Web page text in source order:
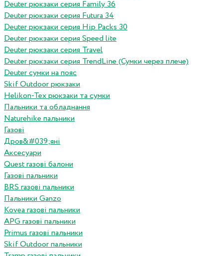
Deuter рюкзаки серия Family 36
Deuter рюкзаки серия Futura 34
Deuter рюкзаки серия Hip Packs 30
Deuter рюкзаки серия Speed lite
Deuter рюкзаки серия Travel
Deuter рюкзаки серия TrendLine (Сумки через плече)
Deuter сумки на пояс
Skif Outdoor рюкзаки
Helikon-Tex рюкзаки та сумки
Пальники та обладнання
Naturehike пальники
Газові
Дров&#039;яні
Аксесуари
Quest газові балони
Газові пальники
BRS газові пальники
Пальники Ganzo
Kovea газові пальники
APG газові пальники
Primus газові пальники
Skif Outdoor пальники